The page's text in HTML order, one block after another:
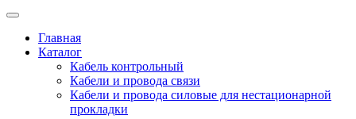
Главная
Каталог
Кабель контрольный
Кабели и провода связи
Кабели и провода силовые для нестационарной
прокладки